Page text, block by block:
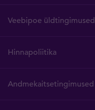
Veebipoe üldtingimused
Hinnapoliitika
Andmekaitsetingimused